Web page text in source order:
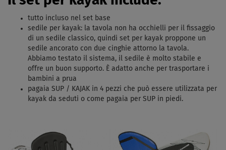
tutto incluso nel set base
sedile per kayak: la tavola non ha occhielli per il fissaggio
di un sedile classico, quindi set per kayak proppone un
sedile ancorato con due cinghie attorno la tavola.
Abbiamo testato il sistema, il sedile è molto stabile e
offre un buon supporto. È adatto anche per trasportare i
bambini a prua
pagaia SUP / KAJAK in 4 pezzi che può essere utilizzata per
kayak da seduti o come pagaia per SUP in piedi.